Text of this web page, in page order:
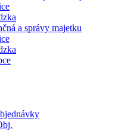
a správy majetku